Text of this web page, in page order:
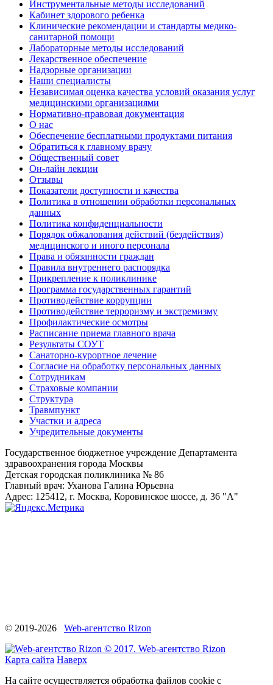
Инструментальные методы исследований
Кабинет здорового ребенка
Клинические рекомендации и стандарты медико-
санитарной помощи
Лабораторные методы исследований
Лекарственное обеспечение
Надзорные организации
Наши специалисты
Независимая оценка качества условий оказания услуг
медицинскими организациями
Нормативно-правовая документация
О нас
Обеспечение бесплатными продуктами питания
Обратиться к главному врачу
Общественный совет
Он-лайн лекции
Отзывы
Показатели доступности и качества
Политика в отношении обработки персональных
данных
Политика конфиденциальности
Порядок обжалования действий (бездействия)
медицинского и иного персонала
Права и обязанности граждан
Правила внутреннего распорядка
Прикрепление к поликлинике
Программа государственных гарантий
Противодействие коррупции
Противодействие терроризму и экстремизму
Профилактические осмотры
Расписание приема главного врача
Результаты СОУТ
Санаторно-курортное лечение
Согласие на обработку персональных данных
Сотрудникам
Страховые компании
Структура
Травмпункт
Участки и адреса
Учредительные документы
Государственное бюджетное учреждение Департамента
здравоохранения города Москвы
Детская городская поликлиника № 86
Главный врач: Уханова Галина Юрьевна
Адрес: 125412, г. Москва, Коровинское шоссе, д. 36 "А"
© 2019-2026 Web-агентство Rizon
© 2017. Web-агентство Rizon
Карта сайта Наверх
На сайте осуществляется обработка файлов cookie с